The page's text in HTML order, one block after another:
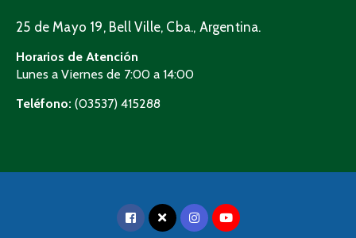
25 de Mayo 19, Bell Ville, Cba., Argentina.
Horarios de Atención
Lunes a Viernes de 7:00 a 14:00
Teléfono: (03537) 415288